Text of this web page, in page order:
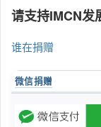
请支持IMCN发
谁在捐赠
微信捐赠